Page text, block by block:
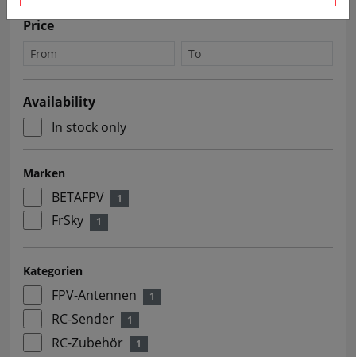
Price
Availability
In stock only
Marken
BETAFPV 1
FrSky 1
Kategorien
FPV-Antennen 1
RC-Sender 1
RC-Zubehör 1